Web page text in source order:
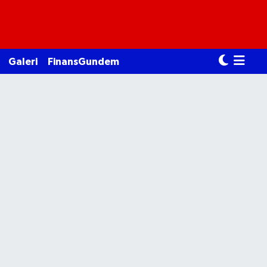
Galeri FinansGundem